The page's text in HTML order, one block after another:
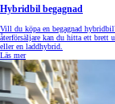
Hybridbil begagnad
Vill du köpa en begagnad
återförsäljare kan du hitta ett brett
eller en laddhybrid.
Läs mer